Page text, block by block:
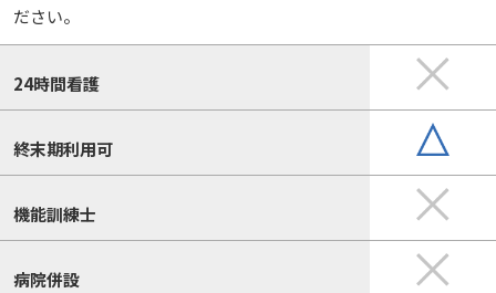
ださい。
24時間看護
終末期利用可
機能訓練士
病院併設